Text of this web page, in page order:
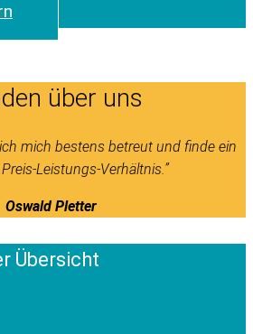
über uns
mich bestens betreut und finde ein
Leistungs-Verhältnis.”
Oswald Pletter
Übersicht